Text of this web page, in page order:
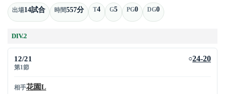
出場14試合 時間557分 T4 G5 PG0 DG0
DIV.2
12/21
第1節
○24-20
相手花園L